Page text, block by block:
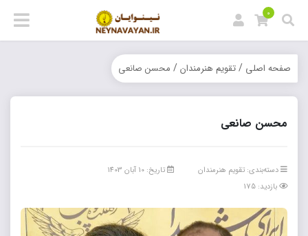
0
صفحه اصلی /تقویم هنرمندان/ محسن صانعی
محسن صانعی
دسته‌بندی: تقویم هنرمندان
تاریخ: 10 آبان 1403
بازدید: 175